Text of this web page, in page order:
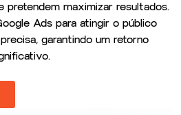
pretendem maximizar resultados.
Ads para atingir o público
garantindo um retorno